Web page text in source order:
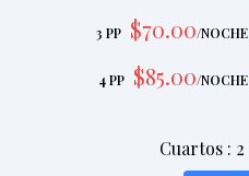
3 PP $70.00/NOCHE
4 PP $85.00/NOCHE
Cuartos : 2